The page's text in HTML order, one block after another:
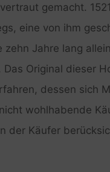
gemacht.
eine von ihm
Jahre lang
Original dieser
dessen sich
wohlhabende
der Käufer